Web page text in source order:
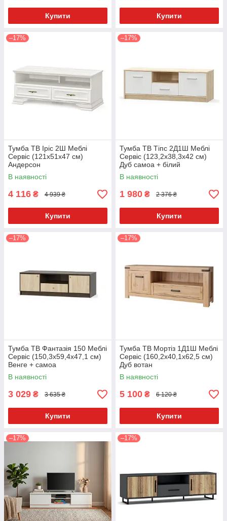
Купити Купити
–17%
Тумба ТВ Іріс 2Ш Меблі
Сервіс (121х51х47 см)
Андерсон
В наявності
4 116 ₴ 4 939 ₴
Купити
–17%
Тумба ТВ Тіпс 2Д1Ш Меблі
Сервіс (123,2х38,3х42 см)
Дуб самоа + білий
В наявності
1 980 ₴ 2 376 ₴
Купити
–17%
Тумба ТВ Фантазія 150 Меблі
Сервіс (150,3х59,4х47,1 см)
Венге + самоа
В наявності
3 029 ₴ 3 635 ₴
Купити
–17%
Тумба ТВ Мортіз 1Д1Ш Меблі
Сервіс (160,2х40,1х62,5 см)
Дуб вотан
В наявності
5 100 ₴ 6 120 ₴
Купити
–17% –17%